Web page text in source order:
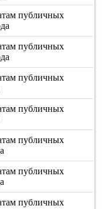
публичных
публичных
публичных
публичных
публичных
публичных
публичных